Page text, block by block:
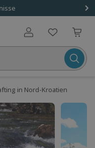
Benutzerkonto
in Nord-Kroatien